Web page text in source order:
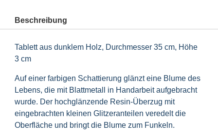
Beschreibung
Tablett aus dunklem Holz, Durchmesser 35 cm, Höhe
3 cm
Auf einer farbigen Schattierung glänzt eine Blume des
Lebens, die mit Blattmetall in Handarbeit aufgebracht
wurde. Der hochglänzende Resin-Überzug mit
eingebrachten kleinen Glitzeranteilen veredelt die
Oberfläche und bringt die Blume zum Funkeln.